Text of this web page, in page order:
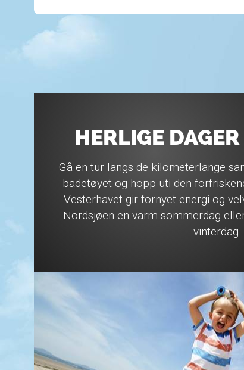
HERLIGE
Gå en tur langs de kilometerlange
badetøyet og hopp uti den
Vesterhavet gir fornyet energi og
Nordsjøen en varm sommerdag
vinterdag.